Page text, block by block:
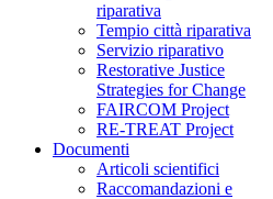
riparativa
Tempio città riparativa
Servizio riparativo
Restorative Justice
Strategies for Change
FAIRCOM Project
RE-TREAT Project
Documenti
Articoli scientifici
Raccomandazioni e